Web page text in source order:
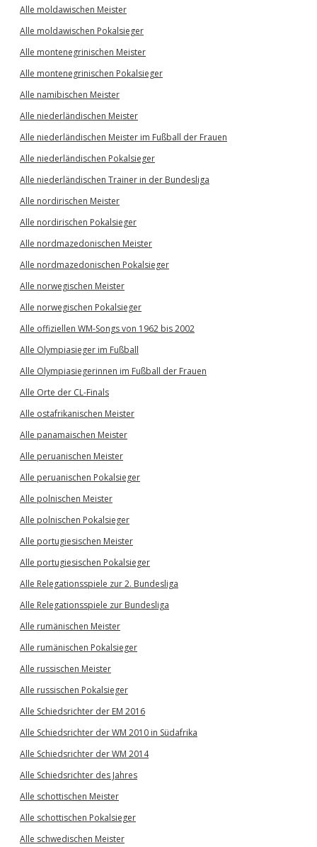
Alle moldawischen Meister
Alle moldawischen Pokalsieger
Alle montenegrinischen Meister
Alle montenegrinischen Pokalsieger
Alle namibischen Meister
Alle niederländischen Meister
Alle niederländischen Meister im Fußball der Frauen
Alle niederländischen Pokalsieger
Alle niederländischen Trainer in der Bundesliga
Alle nordirischen Meister
Alle nordirischen Pokalsieger
Alle nordmazedonischen Meister
Alle nordmazedonischen Pokalsieger
Alle norwegischen Meister
Alle norwegischen Pokalsieger
Alle offiziellen WM-Songs von 1962 bis 2002
Alle Olympiasieger im Fußball
Alle Olympiasiegerinnen im Fußball der Frauen
Alle Orte der CL-Finals
Alle ostafrikanischen Meister
Alle panamaischen Meister
Alle peruanischen Meister
Alle peruanischen Pokalsieger
Alle polnischen Meister
Alle polnischen Pokalsieger
Alle portugiesischen Meister
Alle portugiesischen Pokalsieger
Alle Relegationsspiele zur 2. Bundesliga
Alle Relegationsspiele zur Bundesliga
Alle rumänischen Meister
Alle rumänischen Pokalsieger
Alle russischen Meister
Alle russischen Pokalsieger
Alle Schiedsrichter der EM 2016
Alle Schiedsrichter der WM 2010 in Südafrika
Alle Schiedsrichter der WM 2014
Alle Schiedsrichter des Jahres
Alle schottischen Meister
Alle schottischen Pokalsieger
Alle schwedischen Meister